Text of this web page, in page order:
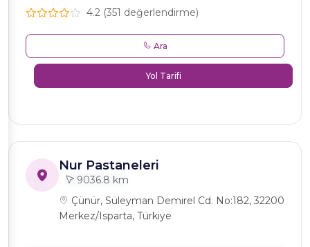
4.2 (351 değerlendirme)
Ara
Yol Tarifi
Nur Pastaneleri
9036.8 km
Çünür, Süleyman Demirel Cd. No:182, 32200
Merkez/Isparta, Türkiye